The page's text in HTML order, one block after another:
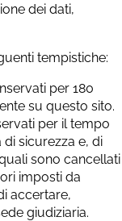
dei dati,
tempistiche:
per 180
su questo sito.
per il tempo
sicurezza e, di
sono cancellati
imposti da
accertare,
giudiziaria.